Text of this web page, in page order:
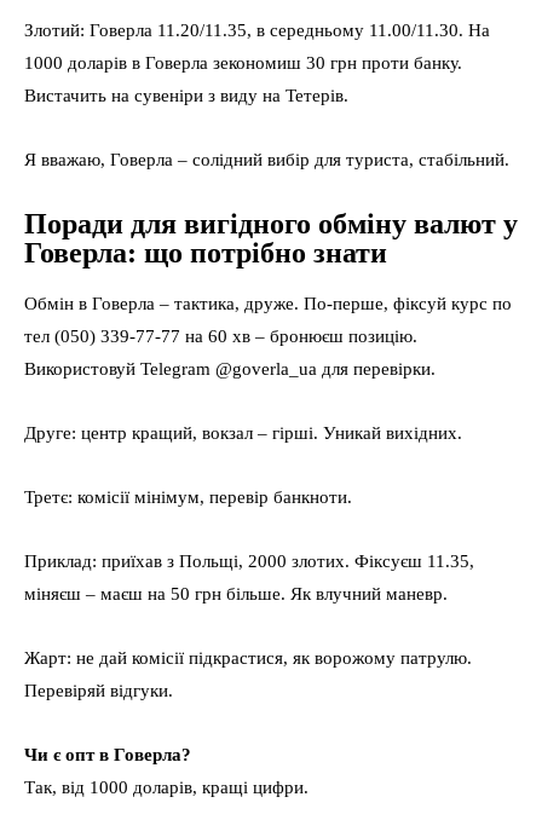
Злотий: Говерла 11.20/11.35, в середньому 11.00/11.30. На
1000 доларів в Говерла зекономиш 30 грн проти банку.
Вистачить на сувеніри з виду на Тетерів.
Я вважаю, Говерла – солідний вибір для туриста, стабільний.
Поради для вигідного обміну валют у
Говерла: що потрібно знати
Обмін в Говерла – тактика, друже. По-перше, фіксуй курс по
тел (050) 339-77-77 на 60 хв – бронюєш позицію.
Використовуй Telegram @goverla_ua для перевірки.
Друге: центр кращий, вокзал – гірші. Уникай вихідних.
Третє: комісії мінімум, перевір банкноти.
Приклад: приїхав з Польщі, 2000 злотих. Фіксуєш 11.35,
міняєш – маєш на 50 грн більше. Як влучний маневр.
Жарт: не дай комісії підкрастися, як ворожому патрулю.
Перевіряй відгуки.
Чи є опт в Говерла?
Так, від 1000 доларів, кращі цифри.